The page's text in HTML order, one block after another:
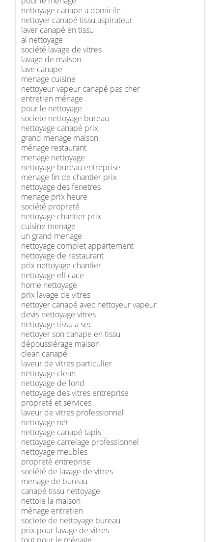
nettoyage canape a domicile
nettoyer canapé tissu aspirateur
laver canapé en tissu
al nettoyage
société lavage de vitres
lavage de maison
lave canape
menage cuisine
nettoyeur vapeur canapé pas cher
entretien ménage
pour le nettoyage
societe nettoyage bureau
nettoyage canapé prix
grand menage maison
ménage restaurant
menage nettoyage
nettoyage bureau entreprise
menage fin de chantier prix
nettoyage des fenetres
menage prix heure
société propreté
nettoyage chantier prix
cuisine menage
un grand menage
nettoyage complet appartement
nettoyage de restaurant
prix nettoyage chantier
nettoyage efficace
home nettoyage
prix lavage de vitres
nettoyer canapé avec nettoyeur vapeur
devis nettoyage vitres
nettoyage tissu a sec
nettoyer son canape en tissu
dépoussiérage maison
clean canapé
laveur de vitres particulier
nettoyage clean
nettoyage de fond
nettoyage des vitres entreprise
propreté et services
laveur de vitres professionnel
nettoyage net
nettoyage canapé tapis
nettoyage carrelage professionnel
nettoyage meubles
propreté entreprise
société de lavage de vitres
menage de bureau
canapé tissu nettoyage
nettoie la maison
ménage entretien
societe de nettoyage bureau
prix pour lavage de vitres
tout pour le ménage